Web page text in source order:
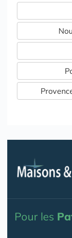
Pour les